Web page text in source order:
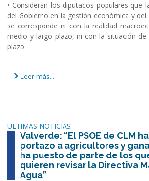
• Consideran los diputados populares que
del Gobierno en la gestión económica y
se corresponde ni con la realidad
medio y largo plazo, ni con la situación
plazo
Leer más...
ULTIMAS NOTICIAS
Valverde: “El PSOE de CLM
portazo a agricultores y
ha puesto de parte de los
quieren revisar la Directiva
Agua”